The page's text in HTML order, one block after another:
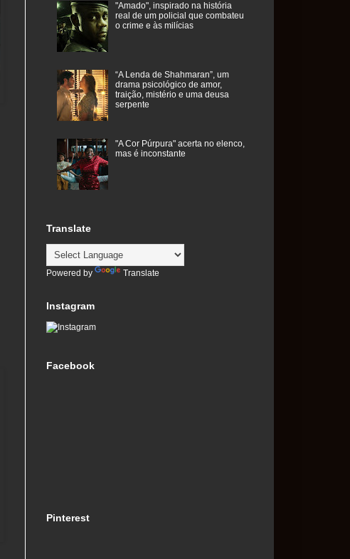
"Amado", inspirado na história
real de um policial que combateu
o crime e às milícias
“A Lenda de Shahmaran”, um
drama psicológico de amor,
traição, mistério e uma deusa
serpente
"A Cor Púrpura" acerta no elenco,
mas é inconstante
Translate
Powered by Translate
Instagram
Facebook
Pinterest